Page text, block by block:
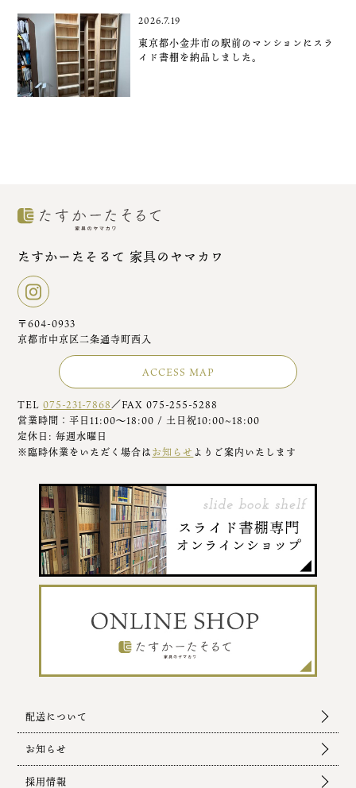
2026.7.19
東京都小金井市の駅前のマンションにスラ
イド書棚を納品しました。
たすかーたそるて 家具のヤマカワ
〒604-0933
京都市中京区二条通寺町西入
ACCESS MAP
TEL075-231-7868／FAX 075-255-5288
営業時間：平日11:00～18:00 / 土日祝10:00~18:00
定休日: 毎週水曜日
※臨時休業をいただく場合はお知らせ よりご案内いたします
配送について
お知らせ
採用情報